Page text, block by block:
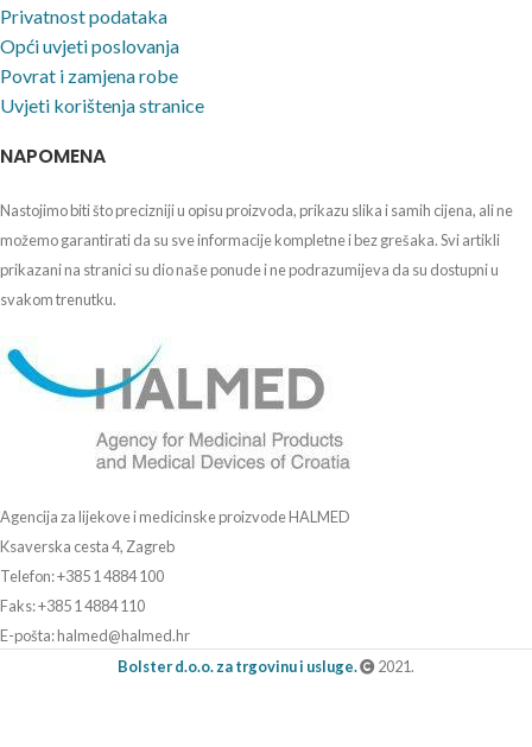
Privatnost podataka
Opći uvjeti poslovanja
Povrat i zamjena robe
Uvjeti korištenja stranice
NAPOMENA
Nastojimo biti što precizniji u opisu proizvoda, prikazu slika i samih cijena, ali ne
možemo garantirati da su sve informacije kompletne i bez grešaka. Svi artikli
prikazani na stranici su dio naše ponude i ne podrazumijeva da su dostupni u
svakom trenutku.
Agencija za lijekove i medicinske proizvode HALMED
Ksaverska cesta 4, Zagreb
Telefon: +385 1 4884 100
Faks: +385 1 4884 110
E-pošta: halmed@halmed.hr
Bolster d.o.o. za trgovinu i usluge.
2021.